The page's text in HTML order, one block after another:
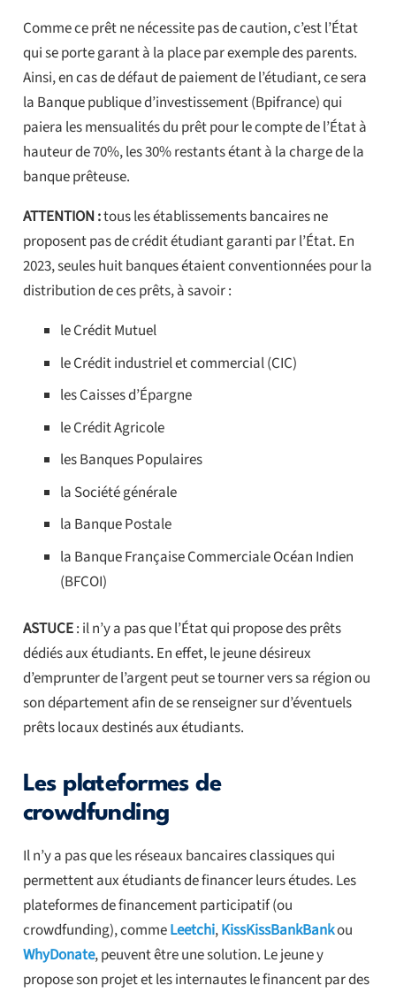
Comme ce prêt ne nécessite pas de caution, c’est l’État
qui se porte garant à la place par exemple des parents.
Ainsi, en cas de défaut de paiement de l’étudiant, ce sera
la Banque publique d’investissement (Bpifrance) qui
paiera les mensualités du prêt pour le compte de l’État à
hauteur de 70%, les 30% restants étant à la charge de la
banque prêteuse.
ATTENTION :tous les établissements bancaires ne
proposent pas de crédit étudiant garanti par l’État. En
2023, seules huit banques étaient conventionnées pour la
distribution de ces prêts, à savoir :
le Crédit Mutuel
le Crédit industriel et commercial (CIC)
les Caisses d’Épargne
le Crédit Agricole
les Banques Populaires
la Société générale
la Banque Postale
la Banque Française Commerciale Océan Indien
(BFCOI)
ASTUCE: il n’y a pas que l’État qui propose des prêts
dédiés aux étudiants. En effet, le jeune désireux
d’emprunter de l’argent peut se tourner vers sa région ou
son département afin de se renseigner sur d’éventuels
prêts locaux destinés aux étudiants.
Les plateformes de
crowdfunding
Il n’y a pas que les réseaux bancaires classiques qui
permettent aux étudiants de financer leurs études. Les
plateformes de financement participatif (ou
crowdfunding), commeLeetchi,KissKissBankBankou
WhyDonate, peuvent être une solution. Le jeune y
propose son projet et les internautes le financent par des